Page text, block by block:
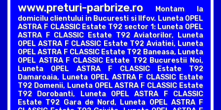
www.preturi-parbrize.roMontam la
domicilu clientului in Bucuresti si Ilfov. Luneta OPEL
ASTRA F CLASSIC Estate T92 sector 1: Luneta OPEL
ASTRA F CLASSIC Estate T92 Aviatorilor, Luneta
OPEL ASTRA F CLASSIC Estate T92 Aviatiei, Luneta
OPEL ASTRA F CLASSIC Estate T92 Baneasa, Luneta
OPEL ASTRA F CLASSIC Estate T92 Bucurestii Noi,
Luneta OPEL ASTRA F CLASSIC Estate T92
Damaroaia, Luneta OPEL ASTRA F CLASSIC Estate
T92 Domenii, Luneta OPEL ASTRA F CLASSIC Estate
T92 Dorobanti, Luneta OPEL ASTRA F CLASSIC
Estate T92 Gara de Nord, Luneta OPEL ASTRA F